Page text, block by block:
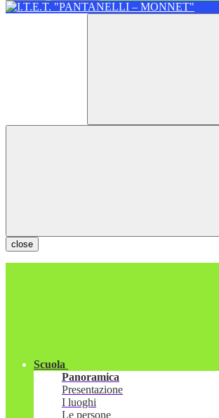
close
Scuola
Panoramica
Presentazione
I luoghi
Le persone